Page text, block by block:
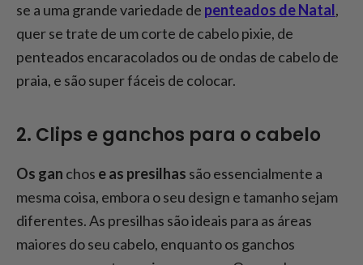
se a uma grande variedade de penteados de Natal,
quer se trate de um corte de cabelo pixie, de
penteados encaracolados ou de ondas de cabelo de
praia, e são super fáceis de colocar.
2. Clips e ganchos para o cabelo
Os gan chos e as presilhas são essencialmente a
mesma coisa, embora o seu design e tamanho sejam
diferentes. As presilhas são ideais para as áreas
maiores do seu cabelo, enquanto os ganchos